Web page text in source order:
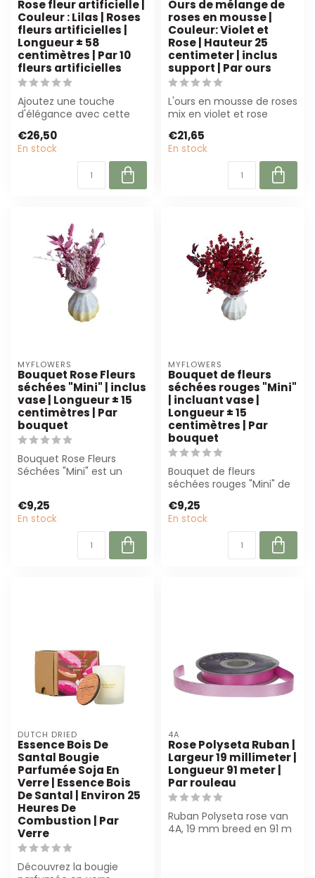
Rose fleur artificielle |
Couleur : Lilas | Roses
fleurs artificielles |
Longueur ± 58
centimètres | Par 10
fleurs artificielles
Ajoutez une touche
d'élégance avec cette
Parfaite...
€26,50
En stock
Ours de mélange de
roses en mousse |
Couleur: Violet et
Rose | Hauteur 25
centimeter | inclus
support | Par ours
L'ours en mousse de roses
mix en violet et rose
est livr...
€21,65
En stock
MYFLOWERS
Bouquet Rose Fleurs
séchées "Mini" | inclus
vase | Longueur ± 15
centimètres | Par
bouquet
Bouquet Rose Fleurs
Séchées "Mini" est un
€9,25
En stock
MYFLOWERS
Bouquet de fleurs
séchées rouges "Mini"
| incluant vase |
Longueur ± 15
centimètres | Par
bouquet
Bouquet de fleurs
séchées rouges "Mini" de
incluant un...
€9,25
En stock
DUTCH DRIED
Essence Bois De
Santal Bougie
Parfumée Soja En
Verre | Essence Bois
De Santal | Environ 25
Heures De
Combustion | Par
Verre
Découvrez la bougie
4A
Rose Polyseta Ruban |
Largeur 19 millimeter |
Longueur 91 meter |
Par rouleau
Ruban Polyseta rose van
4A, 19 mm breed en 91 m